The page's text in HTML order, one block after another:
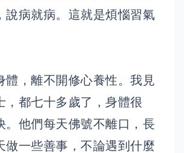
說病就病。這就是煩惱習氣
體，離不開修心養性。我見
，都七十多歲了，身體很
。他們每天佛號不離口，長
做一些善事，不論遇到什麼